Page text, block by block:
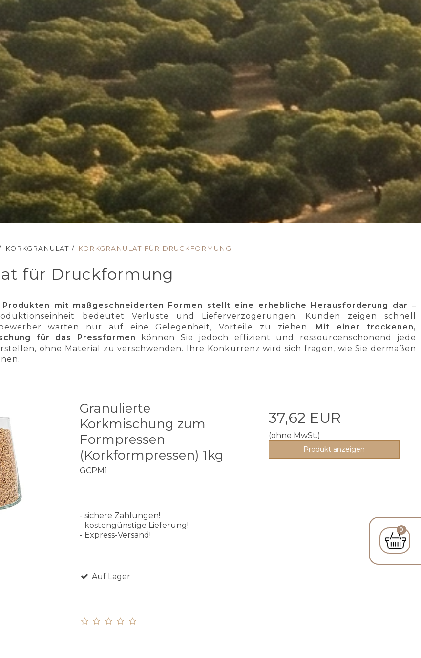
0
KORKGRANULAT / KORKGRANULAT FÜR DRUCKFORMUNG
für Druckformung
mit maßgeschneiderten Formen stellt eine erhebliche Herausforderung dar –
bedeutet Verluste und Lieferverzögerungen. Kunden zeigen schnell
warten nur auf eine Gelegenheit, Vorteile zu ziehen. Mit einer trockenen,
für das Pressformen können Sie jedoch effizient und ressourcenschonend jede
ohne Material zu verschwenden. Ihre Konkurrenz wird sich fragen, wie Sie dermaßen
Granulierte
Korkmischung zum
Formpressen
(Korkformpressen) 1kg
GCPM1
- sichere Zahlungen!
- kostengünstige Lieferung!
- Express-Versand!
Auf Lager
37,62 EUR
(ohne MwSt.)
Produkt anzeigen